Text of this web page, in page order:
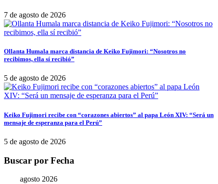
7 de agosto de 2026
Ollanta Humala marca distancia de Keiko Fujimori: “Nosotros no
recibimos, ella sí recibió”
5 de agosto de 2026
Keiko Fujimori recibe con “corazones abiertos” al papa León XIV: “Será un
mensaje de esperanza para el Perú”
5 de agosto de 2026
Buscar por Fecha
agosto 2026